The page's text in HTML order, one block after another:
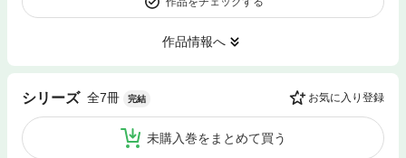
作品情報へ
シリーズ 全7冊 完結 お気に入り登録
未購入巻をまとめて買う